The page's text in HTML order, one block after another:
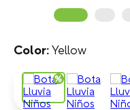
Yellow